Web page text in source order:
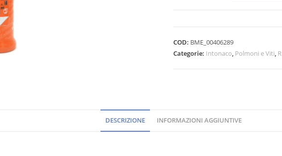
COD: BME_00406289
Categorie: Intonaco, Polmoni e Viti,
DESCRIZIONE INFORMAZIONI AGGIUNTIVE